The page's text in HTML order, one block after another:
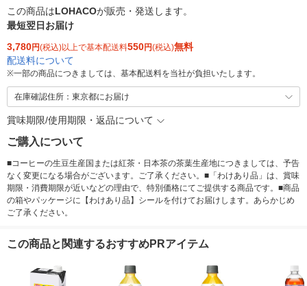
この商品はLOHACOが販売・発送します。
最短翌日お届け
3,780円(税込)以上で基本配送料550円(税込)無料
配送料について
※一部の商品につきましては、基本配送料を当社が負担いたします。
在庫確認住所：東京都にお届け
賞味期限/使用期限・返品について
ご購入について
■コーヒーの生豆生産国または紅茶・日本茶の茶葉生産地につきましては、予告
なく変更になる場合がございます。ご了承ください。■「わけあり品」は、賞味
期限・消費期限が近いなどの理由で、特別価格にてご提供する商品です。■商品
の箱やパッケージに【わけあり品】シールを付けてお届けします。あらかじめ
ご了承ください。
この商品と関連するおすすめPRアイテム